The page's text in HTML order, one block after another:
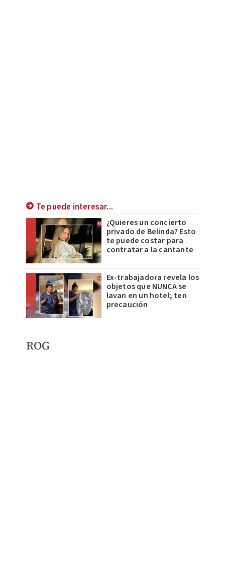
Te puede interesar...
¿Quieres un concierto
privado de Belinda? Esto
te puede costar para
contratar a la cantante
Ex-trabajadora revela los
objetos que NUNCA se
lavan en un hotel; ten
precaución
ROG